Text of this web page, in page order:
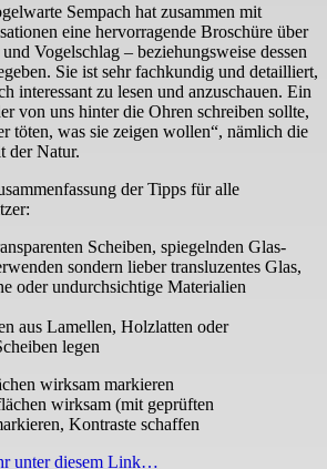
Sempach hat zusammen mit
eine hervorragende Broschüre über
Vogelschlag – beziehungsweise dessen
Sie ist sehr fachkundig und detailliert,
interessant zu lesen und anzuschauen. Ein
von uns hinter die Ohren schreiben sollte,
töten, was sie zeigen wollen“, nämlich die
der Natur.
der Tipps für alle
Scheiben, spiegelnden Glas-
sondern lieber transluzentes Glas,
oder undurchsichtige Materialien
aus Lamellen, Holzlatten oder
legen
wirksam markieren
wirksam (mit geprüften
Kontraste schaffen
unter diesem Link…